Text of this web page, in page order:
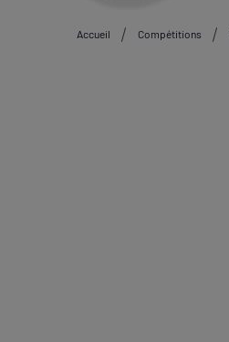
Accueil Compétitions